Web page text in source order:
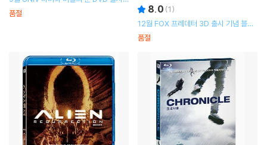
념 할인행사
품절 8.0 (1)
12월 FOX 프레데터 3D 출시 기념 블루
레이 할인 행사
품절